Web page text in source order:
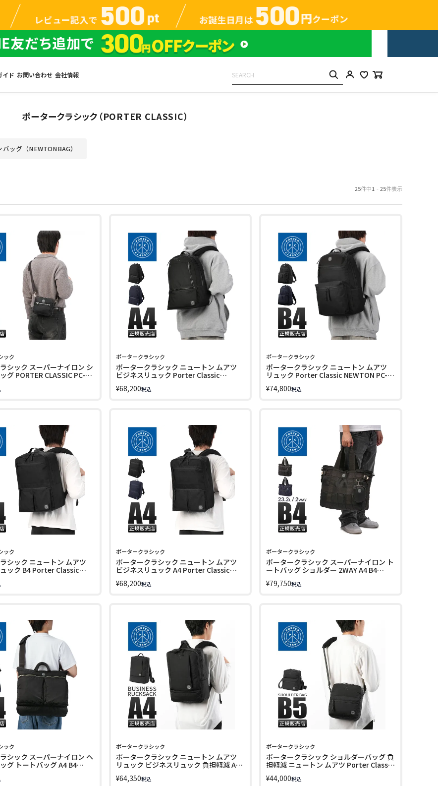
イド お問い合わせ 会社情報
ポータークラシック（PORTER CLASSIC）
ッグ（NEWTONBAG）
25件中1 - 25件表示
ック
シック スーパーナイロン シ
グ PORTER CLASSIC PC-
ポータークラシック
ポータークラシック ニュートン ムアツ
ビジネスリュック Porter Classic
¥68,200税込
ポータークラシック
ポータークラシック ニュートン ムアツ
リュック Porter Classic NEWTON PC-
¥74,800税込
ック
シック ニュートン ムアツ
ック B4 Porter Classic
ポータークラシック
ポータークラシック ニュートン ムアツ
ビジネスリュック A4 Porter Classic
¥68,200税込
ポータークラシック
ポータークラシック スーパーナイロン ト
ートバッグ ショルダー 2WAY A4 B4
265
¥79,750税込
ック
シック スーパーナイロン ヘ
グ トートバッグ A4 B4
ポータークラシック
ポータークラシック ニュートン ムアツ
リュック ビジネスリュック 負担軽減 A4
¥64,350税込
ポータークラシック
ポータークラシック ショルダーバッグ 負
担軽減 ニュートン ムアツ Porter Classic
¥44,000税込